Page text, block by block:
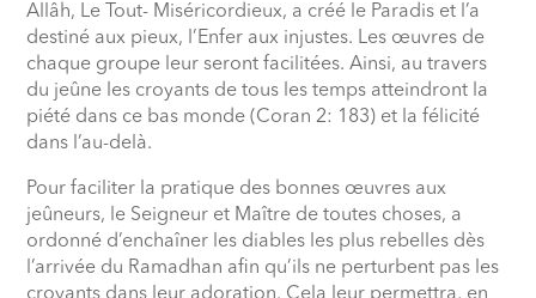
Allâh, Le Tout- Miséricordieux, a créé le Paradis et l’a
destiné aux pieux, l’Enfer aux injustes. Les œuvres de
chaque groupe leur seront facilitées. Ainsi, au travers
du jeûne les croyants de tous les temps atteindront la
piété dans ce bas monde (Coran 2: 183) et la félicité
dans l’au-delà.
Pour faciliter la pratique des bonnes œuvres aux
jeûneurs, le Seigneur et Maître de toutes choses, a
ordonné d’enchaîner les diables les plus rebelles dès
l’arrivée du Ramadhan afin qu’ils ne perturbent pas les
croyants dans leur adoration. Cela leur permettra, en